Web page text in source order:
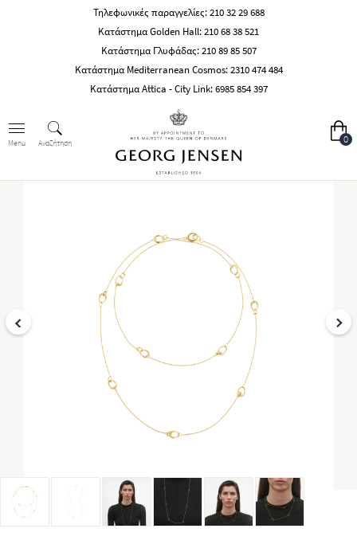
Τηλεφωνικές παραγγελίες:210 32 29 688
Κατάστημα Golden Hall:210 68 38 521
Κατάστημα Γλυφάδας:210 89 85 507
Κατάστημα Mediterranean Cosmos:2310 474 484
Κατάστημα Attica - City Link:6985 854 397
Menu Αναζήτηση 0